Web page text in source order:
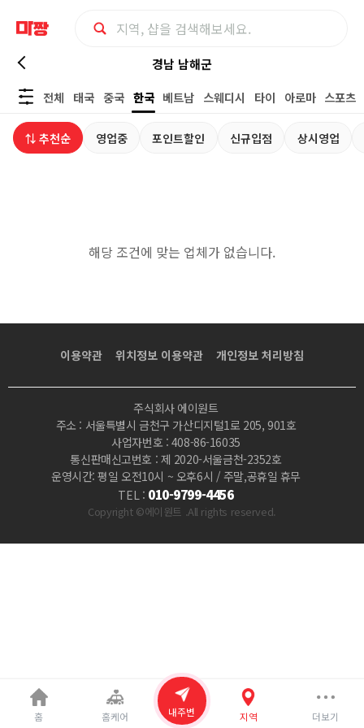
경
남
남
사
짱
경남 남해군
전체
태국 중국 한국 베트남 스웨디시 타이 아로마 스포츠
⇅ 추천순 영업중 포인트할인 신규입점 상시영업
해당 조건에 맞는 업체가 없습니다.
이용약관 위치정보 이용약관 개인정보 처리방침
주식회사 에이원트
주소 : 서울특별시 금천구 가산디지털1로 205, 901호
사업자번호 : 408-86-16035
통신판매신고번호 : 제 2020-서울금천-2352호
운영시간: 평일 오전10시 ~ 오후6시 / 주말,공휴일 휴무
TEL : 010-9799-4456
Copyright ©에이원트 .All rights reserved.
홈 홈케어 내주변 지역 더보기